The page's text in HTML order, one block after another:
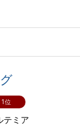
1位
テミア